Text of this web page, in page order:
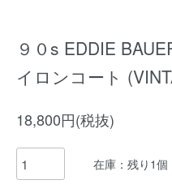
９０s EDDIE
イロンコート
18,800円(税抜)
在庫：残り1個